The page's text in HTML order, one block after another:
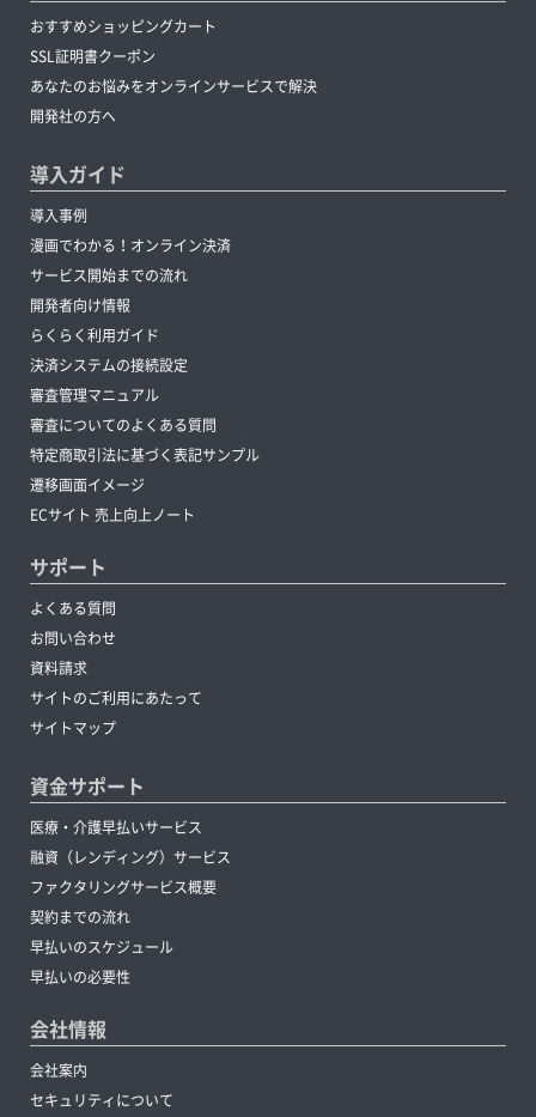
おすすめショッピングカート
SSL証明書クーポン
あなたのお悩みをオンラインサービスで解決
開発社の方へ
導入ガイド
導入事例
漫画でわかる！オンライン決済
サービス開始までの流れ
開発者向け情報
らくらく利用ガイド
決済システムの接続設定
審査管理マニュアル
審査についてのよくある質問
特定商取引法に基づく表記サンプル
遷移画面イメージ
ECサイト 売上向上ノート
サポート
よくある質問
お問い合わせ
資料請求
サイトのご利用にあたって
サイトマップ
資金サポート
医療・介護早払いサービス
融資（レンディング）サービス
ファクタリングサービス概要
契約までの流れ
早払いのスケジュール
早払いの必要性
会社情報
会社案内
セキュリティについて